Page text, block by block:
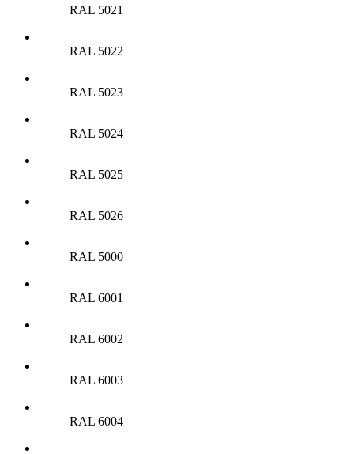
RAL 5021
RAL 5022
RAL 5023
RAL 5024
RAL 5025
RAL 5026
RAL 5000
RAL 6001
RAL 6002
RAL 6003
RAL 6004